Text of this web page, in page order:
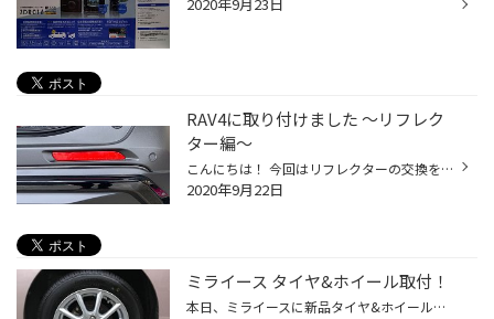
RAV4に取り付けました 〜リフレク
ター編〜
こんにちは！ 今回はリフレクターの交換をしました。 簡単に出来るかなぁと思っていましたが、リヤバンパー外さないと交換が出来ない(T_T) 急いで作業してしまったので、途中の写真を撮り忘れました。 交換前 交換後 夜が楽しみです！ ご興味ある方は是非ご相談ください。
2020年9月22日
ミライース タイヤ&ホイール取付！
本日、ミライースに新品タイヤ&ホイールの取付を行いました。 明日、お出掛けで高速に乗るという事でご使用中のタイヤでは 不安という事での交換です。 タイヤはDayton DT30 155/65R14 ホイールはエコフォルム SE-15になります。 ピンクのボディカラーにも合うシルバーのホイールで見た目もグット！...